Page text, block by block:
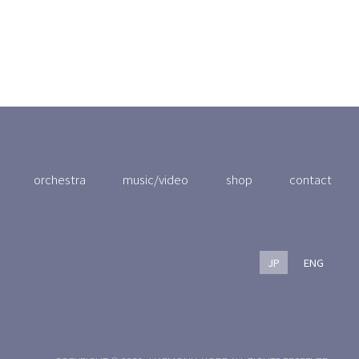
orchestra music/video shop contact
JP ENG